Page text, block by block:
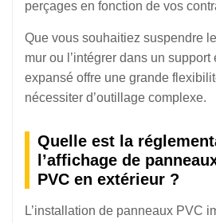
perçages en fonction de vos
Que vous souhaitiez suspendre
mur ou l’intégrer dans un
expansé offre une grande
nécessiter d’outillage complexe.
Quelle est la
l’affichage de
PVC en extérieur ?
L’installation de panneaux PVC